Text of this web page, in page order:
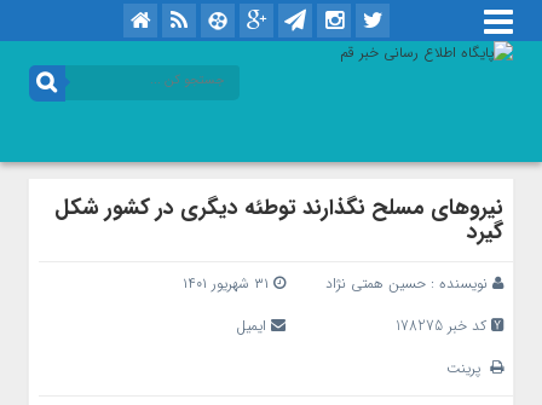
نیروهای مسلح نگذارند توطئه دیگری در کشور شکل
گیرد
نویسنده : حسین همتی نژاد
کد خبر 178275
ایمیل
پرینت